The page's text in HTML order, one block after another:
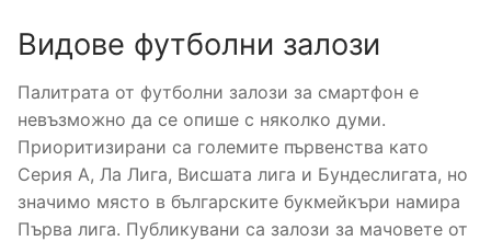
Видове футболни залози
Палитрата от футболни залози за смартфон е
невъзможно да се опише с няколко думи.
Приоритизирани са големите първенства като
Серия А, Ла Лига, Висшата лига и Бундеслигата, но
значимо място в българските букмейкъри намира
Първа лига. Публикувани са залози за мачовете от